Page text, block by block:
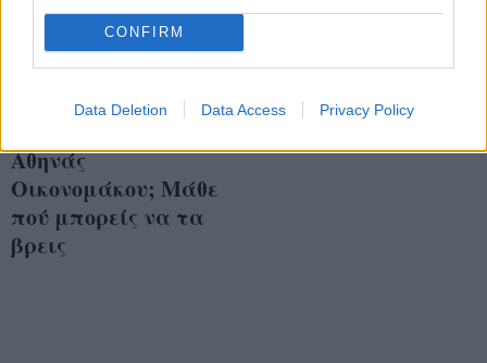
CONFIRM
Data Deletion Data Access Privacy Policy
Σου αρέσουν τα
Αθηνάς
Οικονομάκου; Μάθε
πού μπορείς να τα
βρεις